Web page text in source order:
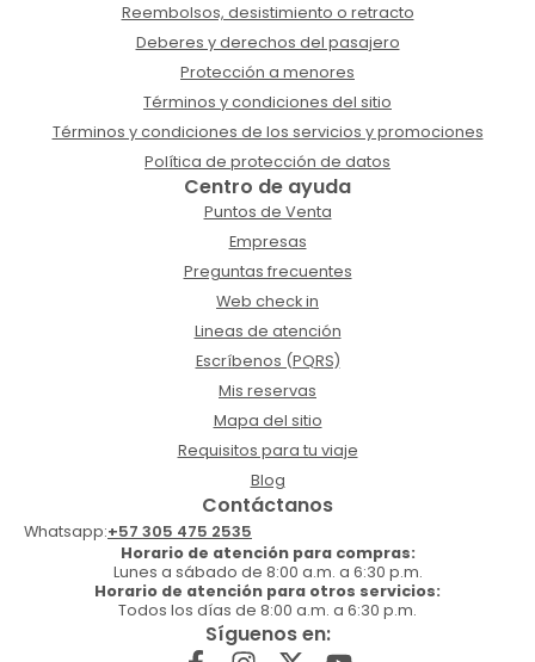
Reembolsos, desistimiento o retracto
Deberes y derechos del pasajero
Protección a menores
Términos y condiciones del sitio
Términos y condiciones de los servicios y promociones
Política de protección de datos
Centro de ayuda
Puntos de Venta
Empresas
Preguntas frecuentes
Web check in
Lineas de atención
Escríbenos (PQRS)
Mis reservas
Mapa del sitio
Requisitos para tu viaje
Blog
Contáctanos
Whatsapp:+57 305 475 2535
Horario de atención para compras:
Lunes a sábado de 8:00 a.m. a 6:30 p.m.
Horario de atención para otros servicios:
Todos los días de 8:00 a.m. a 6:30 p.m.
Síguenos en: